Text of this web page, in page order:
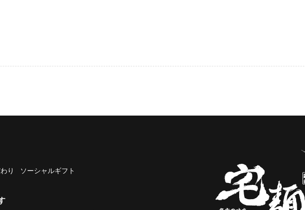
り ソーシャルギフト